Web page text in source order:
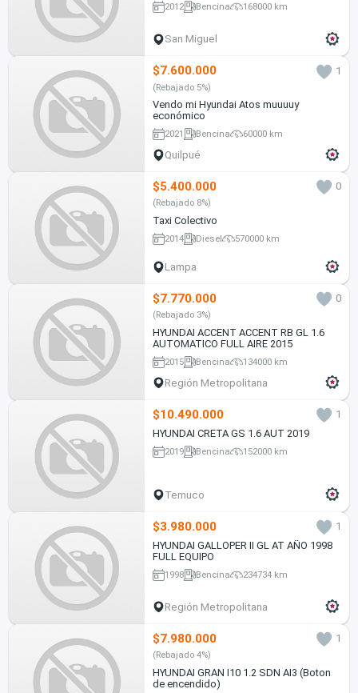
2012 Bencina 168000 km
San Miguel
$7.600.000 1
(Rebajado 5%)
Vendo mi Hyundai Atos muuuuy
económico
2021 Bencina 60000 km
Quilpué
$5.400.000 0
(Rebajado 8%)
Taxi Colectivo
2014 Diesel 570000 km
Lampa
$7.770.000 0
(Rebajado 3%)
HYUNDAI ACCENT ACCENT RB GL 1.6
AUTOMATICO FULL AIRE 2015
2015 Bencina 134000 km
Región Metropolitana
$10.490.000
1
HYUNDAI CRETA GS 1.6 AUT 2019
2019 Bencina 152000 km
Temuco
$3.980.000
1
HYUNDAI GALLOPER II GL AT AÑO 1998
FULL EQUIPO
1998 Bencina 234734 km
Región Metropolitana
$7.980.000 1
(Rebajado 4%)
HYUNDAI GRAN I10 1.2 SDN AI3 (Boton
de encendido)